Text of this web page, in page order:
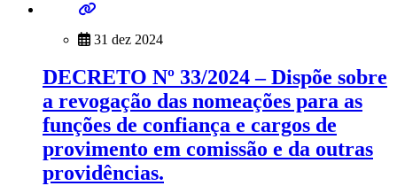
31 dez 2024
DECRETO Nº 33/2024 – Dispõe sobre
a revogação das nomeações para as
funções de confiança e cargos de
provimento em comissão e da outras
providências.